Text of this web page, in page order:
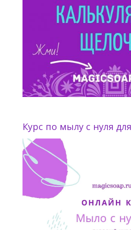
Курс по мылу с нуля